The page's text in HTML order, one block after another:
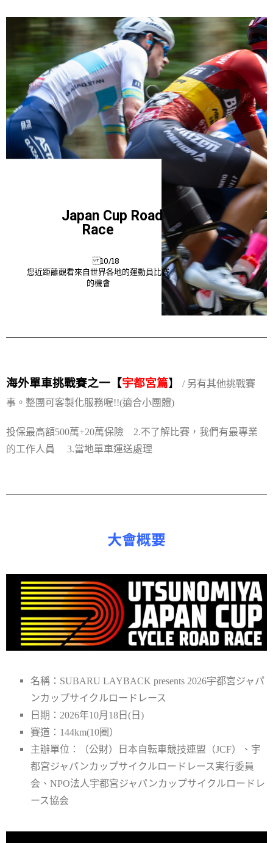
Japan Cup Road
Race
10/18
您近距離觀看來自世界各地的運動員比賽
的機會
海外單車挑戰賽之一【宇都宮篇】
/ 另有其他挑戰賽
事。整團可客製化服務喔!!(適合小團體)
投保最高額500萬+20萬保險 2.不了解比賽，我們有最專業
的工作人員 3.當地單車運送處理
大會概要
名稱：SUBARU LAYBACK presents 2026宇都宮ジャパ
ンカップサイクルロードレース
日期：2026年10月18日(日)
賽道：144km(10圈）
主辦單位：（公財）日本自転車競技連盟（JCF）、宇
都宮ジャパンカップサイクルロードレース実行委員
会、NPO法人宇都宮ジャパンカップサイクルロードレ
ース協会